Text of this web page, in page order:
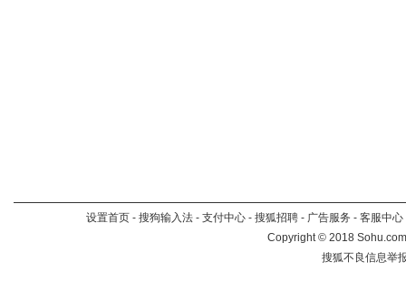
设置首页 - 搜狗输入法 - 支付中心 - 搜狐招聘 - 广告服务 - 客服中心
Copyright©2018
搜狐不良信息举